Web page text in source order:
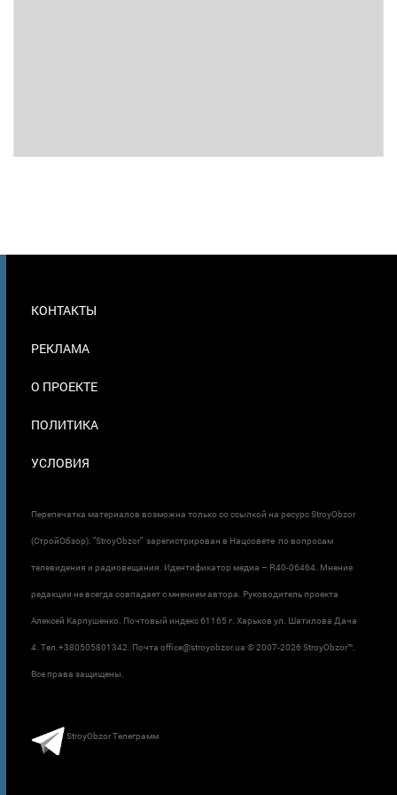
В
КОНТАКТЫ
РЕКЛАМА
О ПРОЕКТЕ
ПОЛИТИКА
УСЛОВИЯ
Перепечатка материалов возможна только со ссылкой на ресурс StroyObzor
(СтройОбзор). "StroyObzor" зарегистрирован в Нацсовете по вопросам
телевидения и радиовещания. Идентификатор медиа – R40-06464. Мнение
редакции не всегда совпадает с мнением автора. Руководитель проекта
Алексей Карпушенко. Почтовый индекс 61165 г. Харьков ул. Шатилова Дача
4. Тел.+380505801342. Почта office@stroyobzor.ua © 2007-2026 StroyObzor™.
Все права защищены.
StroyObzor Телеграмм